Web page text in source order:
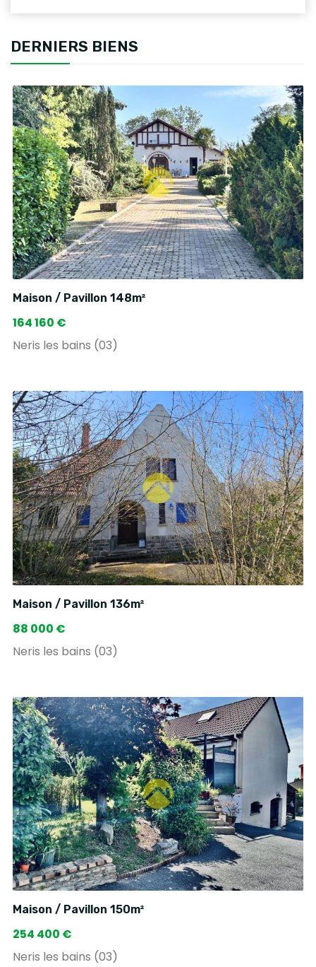
DERNIERS BIENS
Maison / Pavillon 148m²
164 160 €
Neris les bains (03)
Maison / Pavillon 136m²
88 000 €
Neris les bains (03)
Maison / Pavillon 150m²
254 400 €
Neris les bains (03)